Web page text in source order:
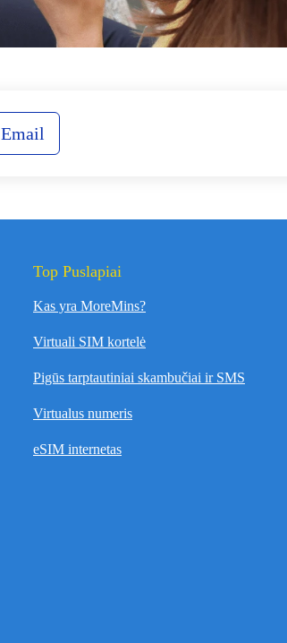
Email
Top Puslapiai
Kas yra MoreMins?
Virtuali SIM kortelė
Pigūs tarptautiniai skambučiai ir SMS
Virtualus numeris
eSIM internetas